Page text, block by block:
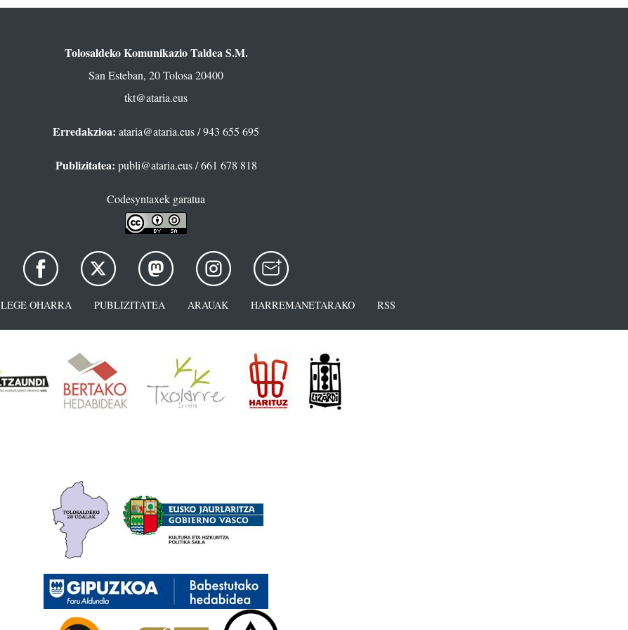
Tolosaldeko Komunikazio Taldea S.M.
San Esteban, 20 Tolosa 20400
tkt@ataria.eus
Erredakzioa: ataria@ataria.eus/ 943 655 695
Publizitatea: publi@ataria.eus/ 661 678 818
Codesyntaxek garatua
LEGE OHARRA PUBLIZITATEA ARAUAK HARREMANETARAKO RSS